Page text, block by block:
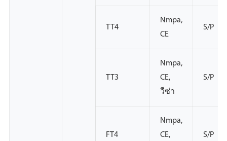
TT4
Nmpa,
CE
S/P
TT3
Nmpa,
CE,
วีซ่า
S/P
FT4
Nmpa,
CE,
S/P